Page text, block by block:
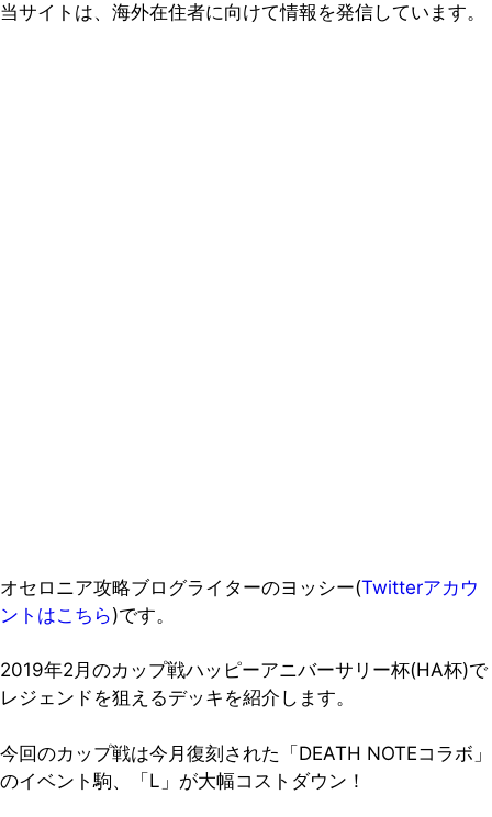
当サイトは、海外在住者に向けて情報を発信しています。
オセロニア攻略ブログライターのヨッシー(Twitterアカウ
ントはこちら)です。
2019年2月のカップ戦ハッピーアニバーサリー杯(HA杯)で
レジェンドを狙えるデッキを紹介します。
今回のカップ戦は今月復刻された「DEATH NOTEコラボ」
のイベント駒、「L」が大幅コストダウン！